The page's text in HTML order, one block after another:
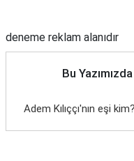
deneme reklam alanıdır
Bu
Adem Kılıççı'nın eşi kim?